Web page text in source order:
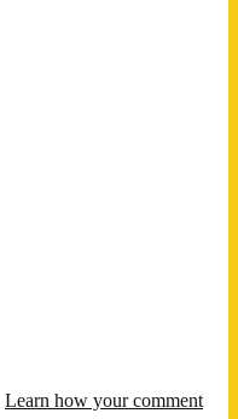
Learn how your comment